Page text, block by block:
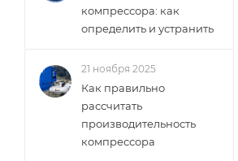
компрессора: как
определить и устранить
21 ноября 2025
Как правильно
рассчитать
производительность
компрессора